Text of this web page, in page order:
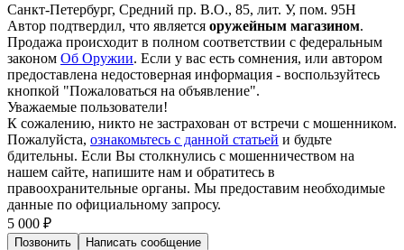
Санкт-Петербург, Средний пр. В.О., 85, лит. У, пом. 95Н
Автор подтвердил, что является оружейным магазином.
Продажа происходит в полном соответствии с федеральным
законом Об Оружии. Если у вас есть сомнения, или автором
предоставлена недостоверная информация - воспользуйтесь
кнопкой "Пожаловаться на объявление".
Уважаемые пользователи!
К сожалению, никто не застрахован от встречи с мошенником.
Пожалуйста, ознакомьтесь с данной статьей и будьте
бдительны. Если Вы столкнулись с мошенничеством на
нашем сайте, напишите нам и обратитесь в
правоохранительные органы. Мы предоставим необходимые
данные по официальному запросу.
5 000 ₽
Позвонить Написать сообщение